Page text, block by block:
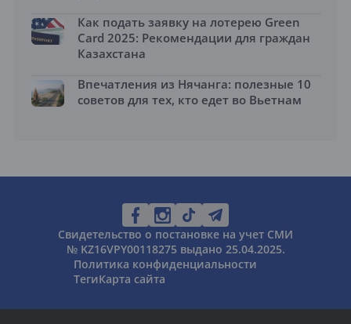
Как подать заявку на лотерею Green
Card 2025: Рекомендации для граждан
Казахстана
Впечатления из Нячанга: полезные 10
советов для тех, кто едет во Вьетнам
Свидетельство о постановке на учет СМИ
№ KZ16VPY00118275 выдано 25.04.2025.
Политика конфиденциальности
ТегиКарта сайта